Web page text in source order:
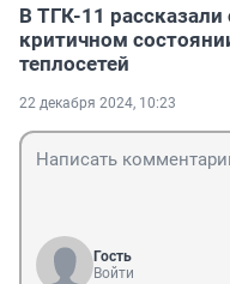
В ТГК-11 рассказали
критичном
теплосетей
22 декабря 2024, 10:23
Гость
Войти